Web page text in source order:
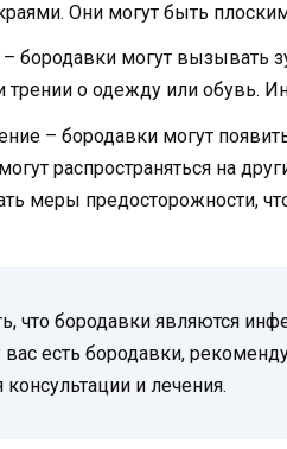
Они могут быть
бородавки могут вызывать
трении о одежду или обувь.
– бородавки могут
распространяться на
меры предосторожности,
что бородавки являются
есть бородавки,
консультации и лечения.